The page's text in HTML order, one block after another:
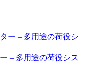
– 多用途の荷役シス